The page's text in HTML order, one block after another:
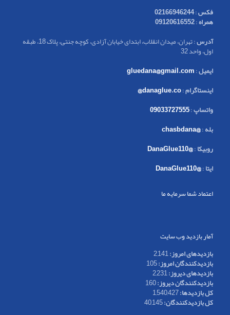
فکس:
02166946244
همراه:
09120616552
آدرس
: تهران، میدان انقلاب، ابتدای خیابان آزادی، کوچه جنتی، پلاک 18، طبقه
اول، واحد 32
ایمیل:
gluedana@gmail.com
اینستاگرام:
danaglue.co@
واتساپ:
09033727555
بله:
@chasbdana
روبیکا:
@DanaGlue110
ایتا:
@DanaGlue110
اعتماد شما سرمایه ما
آمار بازدید وب سایت
بازدیدهای امروز:2,141
بازدیدکنندگان امروز:105
بازدیدهای دیروز:2,231
بازدیدکنندگان دیروز:160
کل بازدیدها:1,540,427
کل بازدیدکنند‌گان:40,145